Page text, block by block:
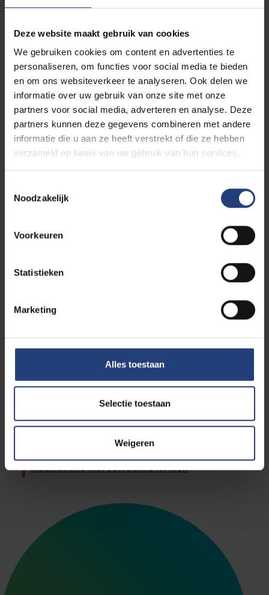
Deze website maakt gebruik van cookies
We gebruiken cookies om content en advertenties te
personaliseren, om functies voor social media te bieden
en om ons websiteverkeer te analyseren. Ook delen we
informatie over uw gebruik van onze site met onze
partners voor social media, adverteren en analyse. Deze
partners kunnen deze gegevens combineren met andere
informatie die u aan ze heeft verstrekt of die ze hebben
verzameld op basis van uw gebruik van hun services.
Noodzakelijk
Voorkeuren
Statistieken
Marketing
Alles toestaan
Selectie toestaan
Weigeren
EIASM
Het European Institute for Advanced Studies in
Management (EIASM) is een internationaal netwerk
voor managementonderzoek en -onderwijs met
meer dan 50.000 managementwetenschappers van
over de hele wereld. De opdracht van EIASM bestaat
erin hoogwaardig onderzoek en doctoraatsstudies
disciplines te bevorderen.
Maak kennis met EIASM
SCHOLARS AT RISK
Scholars at Risk werkt met een netwerk van
hogeronderwijsinstellingen over de hele wereld om
tijdelijke onderzoeks- en onderwijsfuncties te regelen
voor bedreigde academici.
Maak kennis met SCHOLARS AT RISK